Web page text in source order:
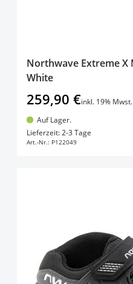
Northwave Extreme X
White
259,90 €inkl. 19% Mwst.
Auf Lager.
Lieferzeit: 2-3 Tage
Art.-Nr.: P122049